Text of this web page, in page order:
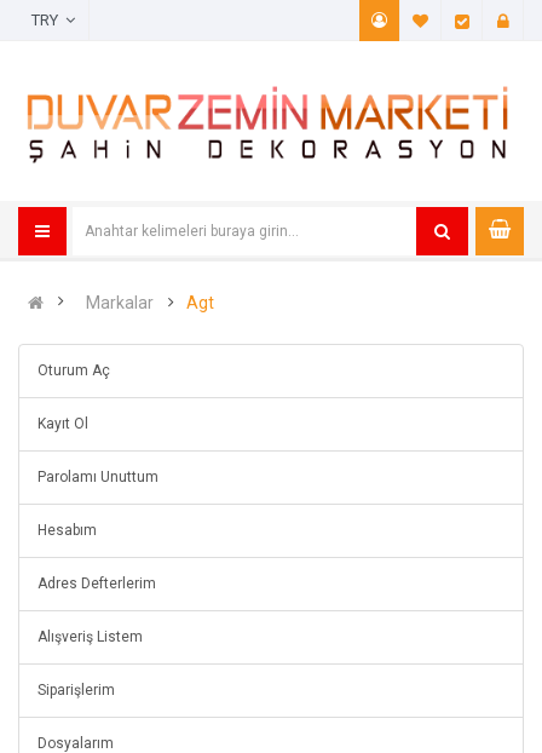
A. Listem
Markalar Agt
Oturum Aç
Kayıt Ol
Parolamı Unuttum
Hesabım
Adres Defterlerim
Alışveriş Listem
Siparişlerim
Dosyalarım